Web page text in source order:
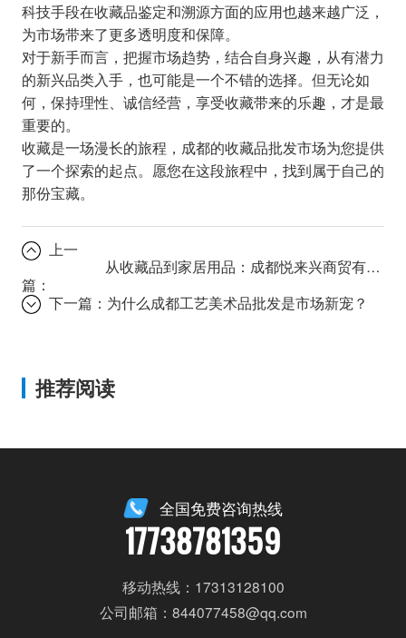
科技手段在收藏品鉴定和溯源方面的应用也越来越广泛，
为市场带来了更多透明度和保障。
对于新手而言，把握市场趋势，结合自身兴趣，从有潜力
的新兴品类入手，也可能是一个不错的选择。但无论如
何，保持理性、诚信经营，享受收藏带来的乐趣，才是最
重要的。
收藏是一场漫长的旅程，成都的收藏品批发市场为您提供
了一个探索的起点。愿您在这段旅程中，找到属于自己的
那份宝藏。
上一
篇：
从收藏品到家居用品：成都悦来兴商贸有限公司的一站式采购解决方案
下一篇： 为什么成都工艺美术品批发是市场新宠？
推荐阅读
全国免费咨询热线
17738781359
移动热线：17313128100
公司邮箱：844077458@qq.com